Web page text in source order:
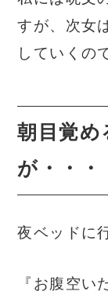
すが、次女
していくの
朝目覚め
が・・・
夜ベッドに
『お腹空い